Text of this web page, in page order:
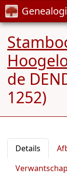
de
1252)
Details
Verwantschap